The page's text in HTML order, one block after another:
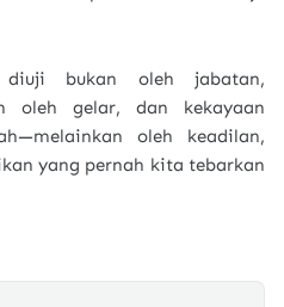
diuji bukan oleh jabatan,
oleh gelar, dan kekayaan
oleh keadilan,
yang pernah kita tebarkan